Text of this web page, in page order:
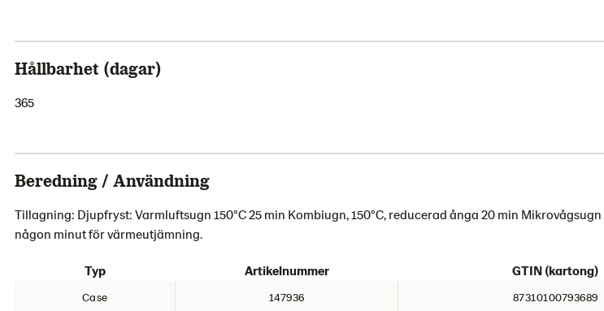
Hållbarhet (dagar)
365
Beredning / Användning
Tillagning: Djupfryst: Varmluftsugn 150°C 25 min Kombiugn, 150°C, reducerad ånga 20 min Mikrovågsugn
någon minut för värmeutjämning.
Typ Artikelnummer GTIN (kartong)
Case 147936 87310100793689